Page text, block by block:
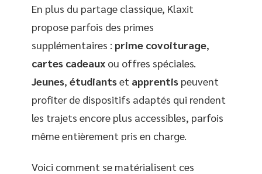
En plus du partage classique, Klaxit
propose parfois des primes
supplémentaires : prime covoiturage,
cartes cadeaux ou offres spéciales.
Jeunes, étudiantset apprentis peuvent
profiter de dispositifs adaptés qui rendent
les trajets encore plus accessibles, parfois
même entièrement pris en charge.
Voici comment se matérialisent ces